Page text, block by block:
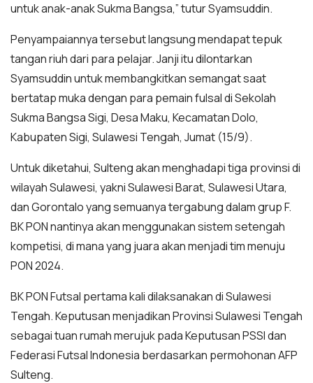
untuk anak-anak Sukma Bangsa,” tutur Syamsuddin.
Penyampaiannya tersebut langsung mendapat tepuk
tangan riuh dari para pelajar. Janji itu dilontarkan
Syamsuddin untuk membangkitkan semangat saat
bertatap muka dengan para pemain fulsal di Sekolah
Sukma Bangsa Sigi, Desa Maku, Kecamatan Dolo,
Kabupaten Sigi, Sulawesi Tengah, Jumat (15/9).
Untuk diketahui, Sulteng akan menghadapi tiga provinsi di
wilayah Sulawesi, yakni Sulawesi Barat, Sulawesi Utara,
dan Gorontalo yang semuanya tergabung dalam grup F.
BK PON nantinya akan menggunakan sistem setengah
kompetisi, di mana yang juara akan menjadi tim menuju
PON 2024.
BK PON Futsal pertama kali dilaksanakan di Sulawesi
Tengah. Keputusan menjadikan Provinsi Sulawesi Tengah
sebagai tuan rumah merujuk pada Keputusan PSSI dan
Federasi Futsal Indonesia berdasarkan permohonan AFP
Sulteng.